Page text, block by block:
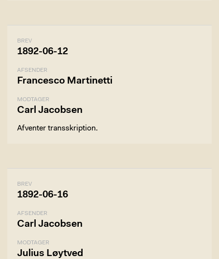
BREV
1892-06-12
AFSENDER
Francesco Martinetti
MODTAGER
Carl Jacobsen
Afventer transskription.
BREV
1892-06-16
AFSENDER
Carl Jacobsen
MODTAGER
Julius Løytved